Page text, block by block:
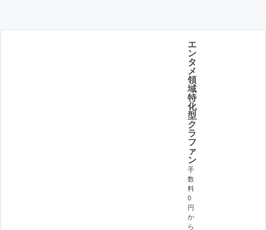
エ
ン
タ
メ
領
域
特
化
型
ク
ラ
フ
ァ
ン
手
数
料
0
円
か
ら